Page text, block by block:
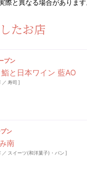
際と異なる場合があります
たお店
プン
と日本ワイン 藍AO
／ 寿司 ]
ン
南
／ スイーツ(和洋菓子)・パン ]